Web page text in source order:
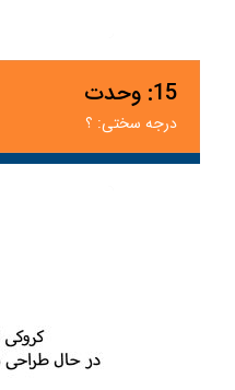
15: وحدت
درجه سختی: ؟